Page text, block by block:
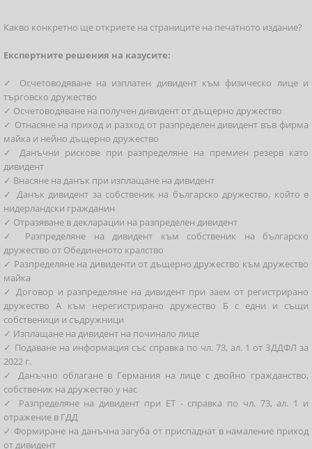
Какво конкретно ще откриете на страниците на печатното издание?
Експертните решения на казусите:
✓ Осчетоводяване на изплатен дивидент към физическо лице и
търговско дружество
✓ Осчетоводяване на получен дивидент от дъщерно дружество
✓ Отнасяне на приход и разход от разпределен дивидент във фирма
майка и нейно дъщерно дружество
✓ Данъчни рискове при разпределяне на премиен резерв като
дивидент
✓ Внасяне на данък при изплащане на дивидент
✓ Данък дивидент за собственик на българско дружество, който е
нидерландски гражданин
✓ Отразяване в декларации на разпределен дивидент
✓ Разпределяне на дивидент към собственик на българско
дружество от Обединеното кралство
✓ Разпределяне на дивиденти от дъщерно дружество към дружество
майка
✓ Договор и разпределяне на дивидент при заем от регистрирано
дружество А към нерегистрирано дружество Б с едни и същи
собственици и съдружници
✓ Изплащане на дивидент на починало лице
✓ Подаване на информация със справка по чл. 73, ал. 1 от ЗДДФЛ за
2022 г.
✓ Данъчно облагане в Германия на лице с двойно гражданство,
собственик на дружество у нас
✓ Разпределяне на дивидент при ЕТ - справка по чл. 73, ал. 1 и
отражение в ГДД
✓ Формиране на данъчна загуба от приспаднат в намаление приход
от дивидент